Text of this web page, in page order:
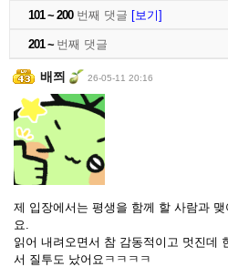
101 ~ 200번째 댓글 [보기]
201 ~ 번째 댓글
배쯰 26-05-11 20:16
제 입장에서는 평생을 함께 할 사람과
요.
읽어 내려오면서 참 감동적이고 멋진데
서 질투도 났어요ㅋㅋㅋㅋ